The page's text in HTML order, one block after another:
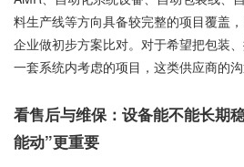
料生产线等方向具备较完整的项目覆盖
企业做初步方案比对。对于希望把包装
一套系统内考虑的项目，这类供应商的沟
看售后与维保：设备能不能长期
能动”更重要